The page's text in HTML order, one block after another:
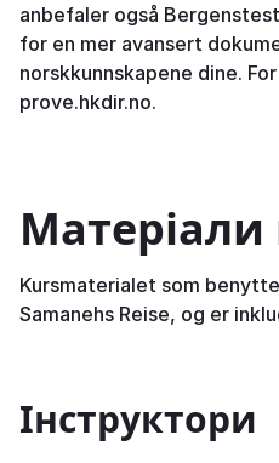
anbefaler også
for en mer avansert
norskkunnskapene dine.
prove.hkdir.no.
Матеріали
Kursmaterialet som
Samanehs Reise, og er
Інструктори